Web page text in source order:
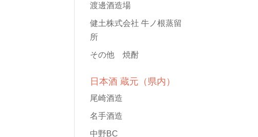
渡邊酒造場
健土株式会社 牛ノ根蒸留
所
その他 焼酎
日本酒 蔵元（県内）
尾崎酒造
名手酒造
中野BC